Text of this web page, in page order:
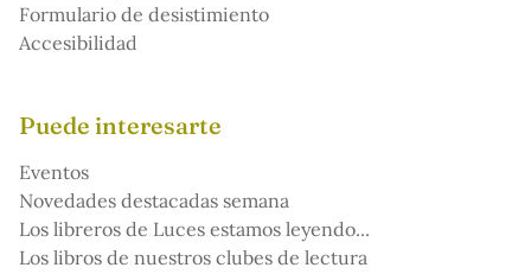
Formulario de desistimiento
Accesibilidad
Puede interesarte
Eventos
Novedades destacadas semana
Los libreros de Luces estamos leyendo...
Los libros de nuestros clubes de lectura